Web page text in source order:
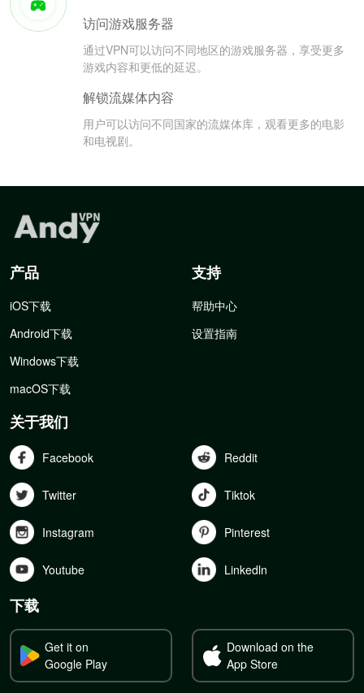
访问游戏服务器
通过VPN可以访问不同地区的游戏服务器，享受更多
游戏内容和更低的延迟。
解锁流媒体内容
用户可以访问不同国家的流媒体库，观看更多的电影
和电视剧。
产品
iOS下载
Android下载
Windows下载
macOS下载
支持
帮助中心
设置指南
关于我们
Facebook Reddit
Twitter Tiktok
Instagram Pinterest
Youtube Linkedln
下载
Get it on
Google Play
Download on the
App Store